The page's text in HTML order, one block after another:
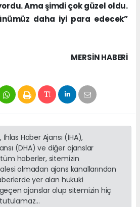
Ama şimdi çok güzel oldu.
daha iyi para edecek”
MERSIN HABERİ
Haber Ajansı (İHA),
(DHA) ve diğer ajanslar
haberler, sitemizin
olmadan ajans kanallarından
yer alan hukuki
ajanslar olup sitemizin hiç